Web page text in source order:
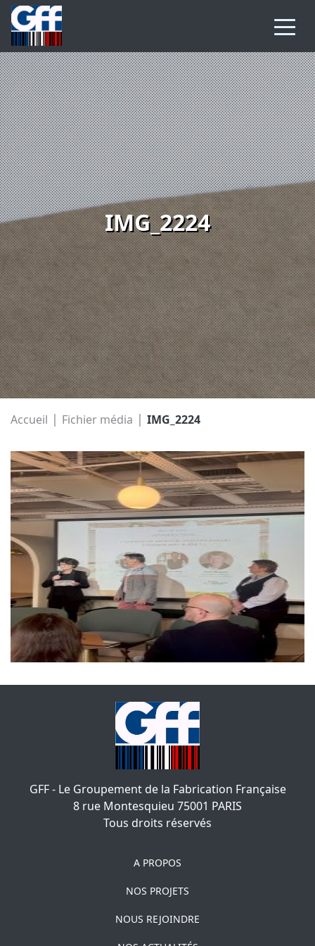
IMG_2224
Accueil | Fichier média | IMG_2224
GFF - Le Groupement de la Fabrication Française
8 rue Montesquieu 75001 PARIS
Tous droits réservés
A PROPOS
NOS PROJETS
NOUS REJOINDRE